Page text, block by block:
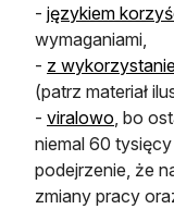
- językiem
wymaganiami,
- z
(patrz materiał
- viralowo, bo
niemal 60
podejrzenie, że
zmiany pracy